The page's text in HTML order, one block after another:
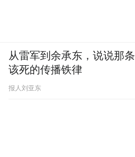
从雷军到余承东，说说那条
该死的传播铁律
报人刘亚东